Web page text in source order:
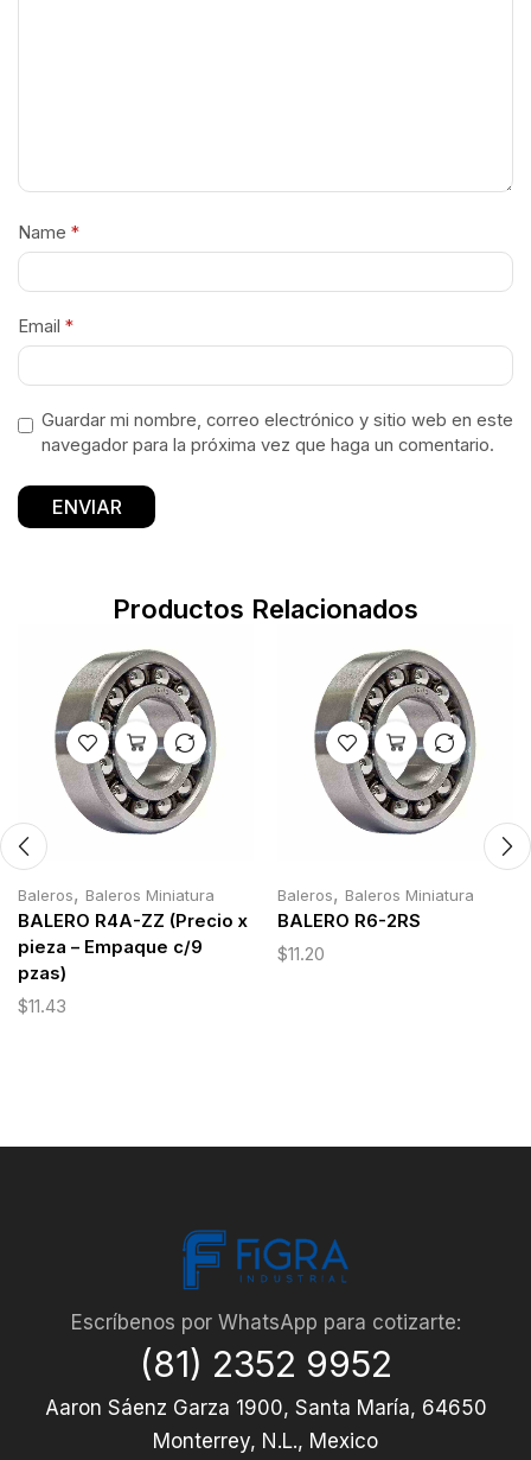
Name *
Email *
Guardar mi nombre, correo electrónico y sitio web en este
navegador para la próxima vez que haga un comentario.
Productos Relacionados
Baleros, Baleros Miniatura
BALERO R4A-ZZ (Precio x
pieza – Empaque c/9
pzas)
$11.43
Baleros, Baleros Miniatura
BALERO R6-2RS
$11.20
Escríbenos por WhatsApp para cotizarte:
(81) 2352 9952
Aaron Sáenz Garza 1900, Santa María, 64650
Monterrey, N.L., Mexico